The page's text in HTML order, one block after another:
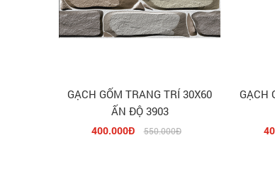
GẠCH GỐM TRANG TRÍ 30X60
ẤN ĐỘ 3903
400.000Đ 550.000Đ
GẠCH